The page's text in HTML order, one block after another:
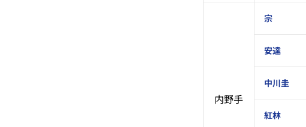
内野手
宗
安達
中川圭
紅林